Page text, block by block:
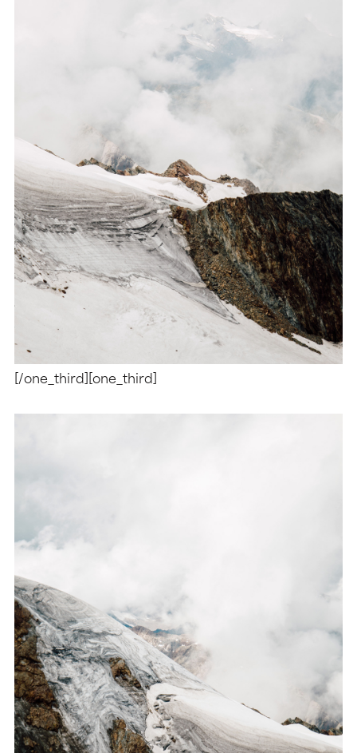
[/one_third][one_third]